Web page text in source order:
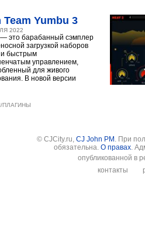
Team Yumbu 3
2022
это барабанный сэмплер
загрузкой наборов
быстрым
управлением,
для живого
В новой версии
ПЛАГИНЫ
© CJCity.ru, CJ John PM . При
обязательна. О правах.
опубликованной в
контакты